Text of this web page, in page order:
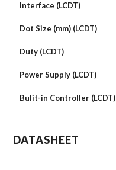
Interface (LCDT)
Dot Size (mm) (LCDT)
Duty (LCDT)
Power Supply (LCDT)
Bulit-in Controller (LCDT)
DATASHEET